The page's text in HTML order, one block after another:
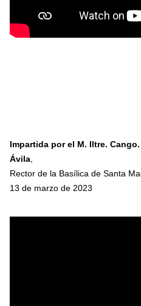
Impartida por el M. Iltre.
Ávila
Rector de la Basílica de Santa
13 de marzo de 2023